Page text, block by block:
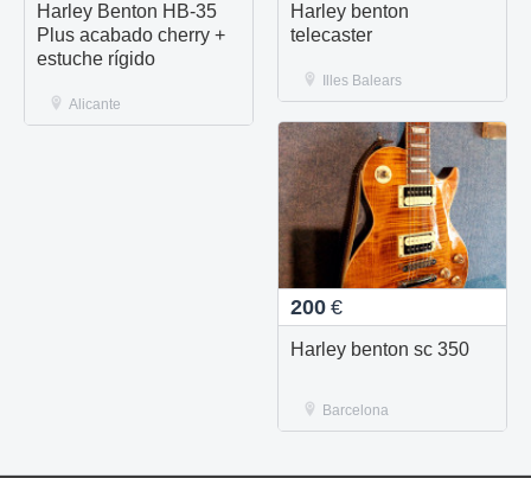
Harley Benton HB-35
Plus acabado cherry +
estuche rígido
Alicante
Harley benton
telecaster
Illes Balears
200 €
Harley benton sc 350
Barcelona